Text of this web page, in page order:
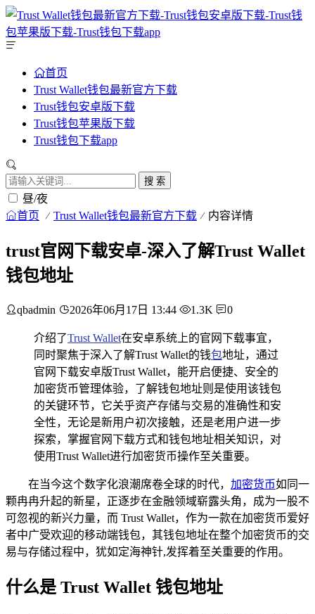
首页
Trust Wallet钱包最新官方下载
Trust钱包安卓版下载
Trust钱包苹果版下载
Trust钱包下载app
搜 索
昼/夜
首页 Trust Wallet钱包最新官方下载 内容详情
trust官网下载安卓-深入了解Trust Wallet
钱包地址
qbadmin 2026年06月17日 13:44 1.3K 0
介绍了Trust Wallet在安卓系统上的官网下载事宜，
同时聚焦于深入了解Trust Wallet的钱包地址，通过
官网下载安卓版Trust Wallet，能开启便捷、安全的
加密货币管理体验，了解钱包地址则是使用该钱包
的关键环节，它关乎资产存储与交易的准确性和安
全性，无论是新用户初次接触，还是老用户进一步
探索，掌握官网下载方式和钱包地址相关知识，对
使用Trust Wallet进行加密货币操作至关重要。
在当今这个数字化浪潮席卷全球的时代， 加密货币如同一
颗冉冉升起的新星，正逐步在金融领域崭露头角，成为一股不
可忽视的新兴力量，而 Trust Wallet，作为一款在加密货币爱好
者中广受欢迎的移动端钱包，其钱包地址在整个加密货币的交
易与存储过程中，犹如定海神针,发挥着至关重要的作用。
什么是 Trust Wallet 钱包地址